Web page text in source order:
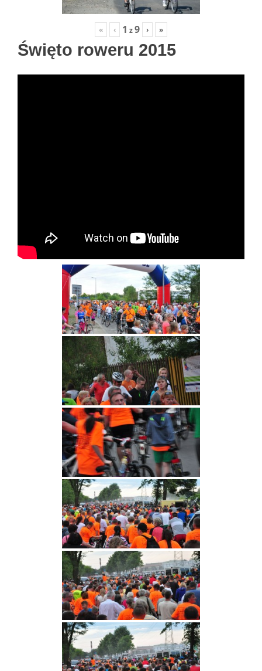
« ‹ 1 z9 › »
Święto roweru 2015